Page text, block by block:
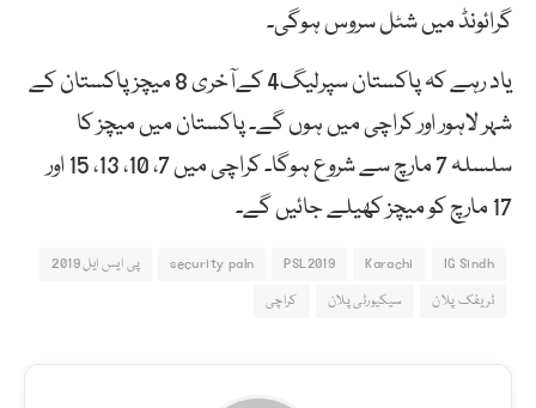
گرائونڈ میں شٹل سروس ہوگی۔
یاد رہے کہ پاکستان سپرلیگ4 کےآخری 8 میچز پاکستان کے
شہر لاہور اور کراچی میں ہوں گے۔ پاکستان میں میچز کا
سلسلہ 7 مارچ سے شروع ہوگا۔ کراچی میں 7، 10، 13، 15 اور
17 مارچ کو میچز کھیلے جائیں گے۔
IG Sindh
Karachi
PSL2019
security paln
پی ایس ایل 2019
ٹریفک پلان
سیکیورٹی پلان کراچی